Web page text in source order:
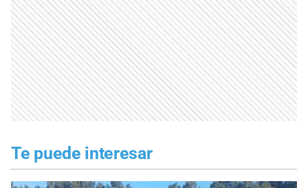
Te puede interesar